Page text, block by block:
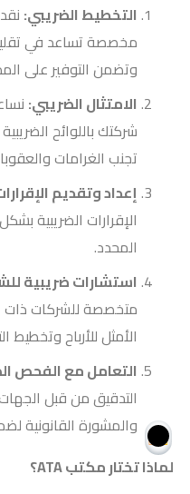
التخطيط الضريبي:
مخصصة تساعد في
وتضمن التوفير على
الامتثال الضريبي:
شركتك باللوائح
تجنب الغرامات
إعداد وتقديم
الإقرارات الضريبية
المحدد.
استشارات ضريبية
متخصصة للشركات ذات
الأمثل للأرباح وتخطيط
التعامل مع الفحص
التدقيق من قبل
والمشورة القانونية
لماذا تختار مكتب ATA؟